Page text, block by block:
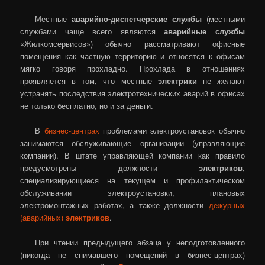
Местныеаварийно-диспетчерские службы(местными
службами чаще всего являютсяаварийные службы
«Жилкомсервисов») обычно рассматривают офисные
помещения как частную территорию и относятся к офисам
мягко говоря прохладно. Прохлада в отношениях
проявляется в том, что местные электрики не желают
устранять последствия электротехнических аварий в офисах
не только бесплатно, но и за деньги.
В бизнес-центрах проблемами электроустановок обычно
занимаются обслуживающие организации (управляющие
компании). В штате управляющей компании как правило
предусмотрены должности электриков,
специализирующиеся на текущем и профилактическом
обслуживании электроустановки, плановых
электромонтажных работах, а также должности дежурных
(аварийных)электриков.
При чтении предыдущего абзаца у неподготовленного
(никогда не снимавшего помещений в бизнес-центрах)